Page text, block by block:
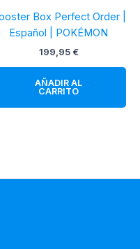
Box Perfect Order |
Español | POKÉMON
199,95 €
AÑADIR AL
CARRITO